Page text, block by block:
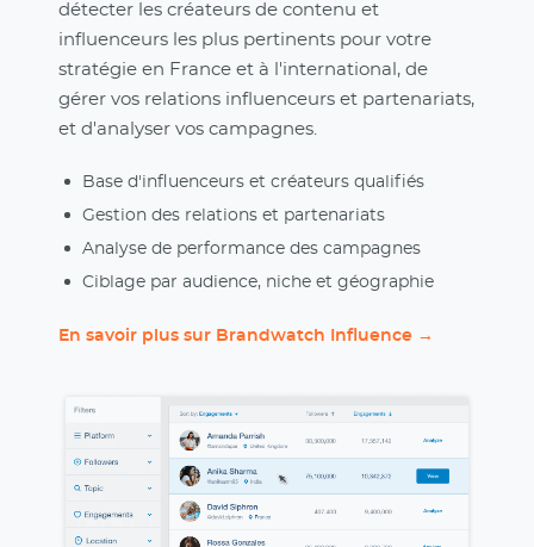
détecter les créateurs de contenu et
influenceurs les plus pertinents pour votre
stratégie en France et à l'international, de
gérer vos relations influenceurs et partenariats,
et d'analyser vos campagnes.
Base d'influenceurs et créateurs qualifiés
Gestion des relations et partenariats
Analyse de performance des campagnes
Ciblage par audience, niche et géographie
En savoir plus sur Brandwatch Influence →